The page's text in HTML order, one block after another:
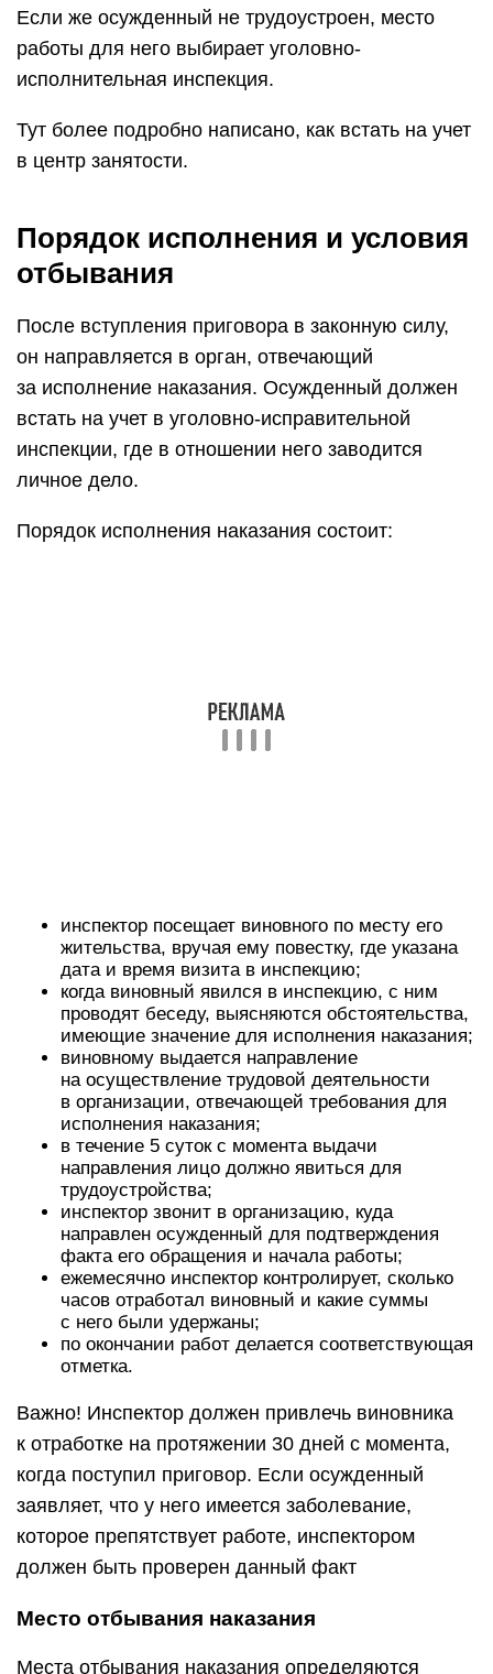
Если же осужденный не трудоустроен, место
работы для него выбирает уголовно-
исполнительная инспекция.
Тут более подробно написано, как встать на учет
в центр занятости.
Порядок исполнения и условия
отбывания
После вступления приговора в законную силу,
он направляется в орган, отвечающий
за исполнение наказания. Осужденный должен
встать на учет в уголовно-исправительной
инспекции, где в отношении него заводится
личное дело.
Порядок исполнения наказания состоит:
инспектор посещает виновного по месту его
жительства, вручая ему повестку, где указана
дата и время визита в инспекцию;
когда виновный явился в инспекцию, с ним
проводят беседу, выясняются обстоятельства,
имеющие значение для исполнения наказания;
виновному выдается направление
на осуществление трудовой деятельности
в организации, отвечающей требования для
исполнения наказания;
в течение 5 суток с момента выдачи
направления лицо должно явиться для
трудоустройства;
инспектор звонит в организацию, куда
направлен осужденный для подтверждения
факта его обращения и начала работы;
ежемесячно инспектор контролирует, сколько
часов отработал виновный и какие суммы
с него были удержаны;
по окончании работ делается соответствующая
отметка.
Важно! Инспектор должен привлечь виновника
к отработке на протяжении 30 дней с момента,
когда поступил приговор. Если осужденный
заявляет, что у него имеется заболевание,
которое препятствует работе, инспектором
должен быть проверен данный факт
Место отбывания наказания
Места отбывания наказания определяются